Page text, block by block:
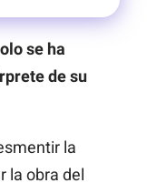
se ha
de su
la
la obra del